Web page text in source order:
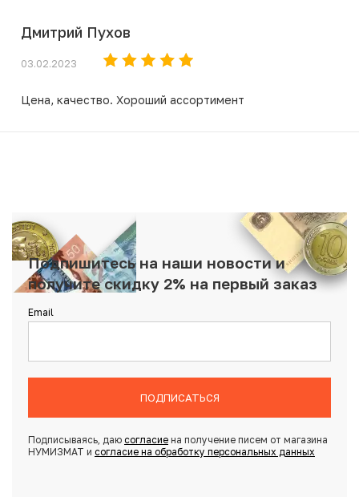
Дмитрий Пухов
03.02.2023
Цена, качество. Хороший ассортимент
Подпишитесь на наши новости и
получите скидку 2% на первый заказ
Email
ПОДПИСАТЬСЯ
Подписываясь, даю согласиена получение писем от магазина
НУМИЗМАТ и согласие на обработку персональных данных